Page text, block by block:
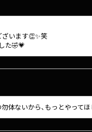
います👏✨笑
た🤣💗
体ないから、もっとやって